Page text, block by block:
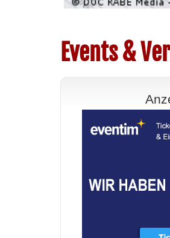
Events &